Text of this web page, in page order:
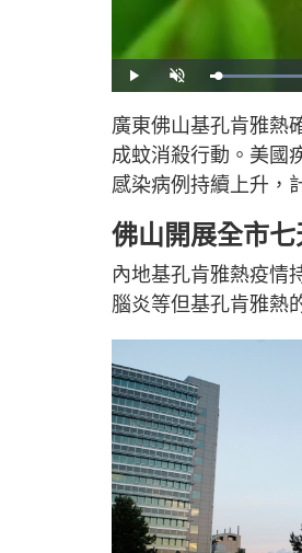
P
l
U
n
u
e
廣東佛山基孔肯雅熱
成蚊消殺行動。美國
感染病例持續上升，
佛山開展全市
內地基孔肯雅熱疫情
腦炎等但基孔肯雅熱